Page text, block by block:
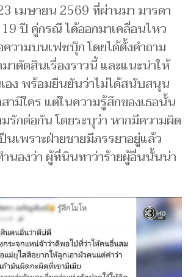
เมษายน 2569 ที่ผ่านมา มารดา
ปี คู่กรณี ได้ออกมาเคลื่อนไหว
วามบนเฟซบุ๊ก โดยได้ตั้งคำถาม
าตัดสินเรื่องราวนี้ และแนะนำให้
อง พร้อมยืนยันว่าไม่ได้สนับสนุน
ามีใคร แต่ในความรู้สึกของเธอนั้น
รักต่อกัน โดยระบุว่า หากมีความผิด
นเพราะฝ่ายชายมีภรรยาอยู่แล้ว
นองว่า ผู้ที่นินทาว่าร้ายผู้อื่นนั้นน่า